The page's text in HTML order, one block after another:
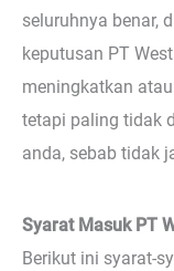
seluruhnya benar,
keputusan PT
meningkatkan
tetapi paling tidak
anda, sebab tidak
Syarat Masuk PT
Berikut ini syarat-